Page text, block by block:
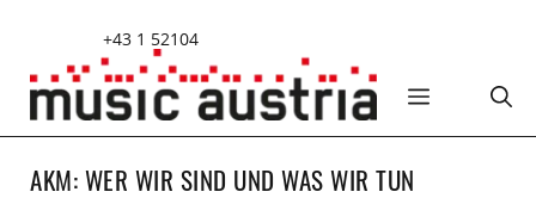
springen
+43 1 52104
MENÜ
AKM: WER WIR SIND UND WAS WIR TUN